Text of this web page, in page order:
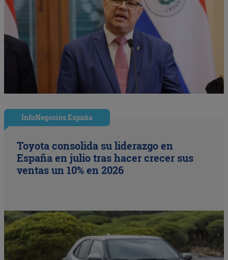
InfoNegocios España
Toyota consolida su liderazgo en
España en julio tras hacer crecer sus
ventas un 10% en 2026